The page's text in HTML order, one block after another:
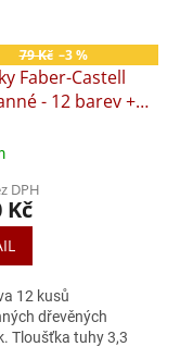
79 Kč –3 %
Faber-Castell
- 12 barev +
DPH
Kč
12 kusů
dřevěných
Tloušťka tuhy 3,3